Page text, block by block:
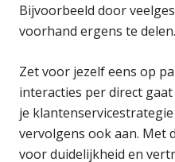
Bijvoorbeeld door
voorhand ergens te delen.
Zet voor jezelf eens op
interacties per direct
je
vervolgens ook aan. Met
voor duidelijkheid en